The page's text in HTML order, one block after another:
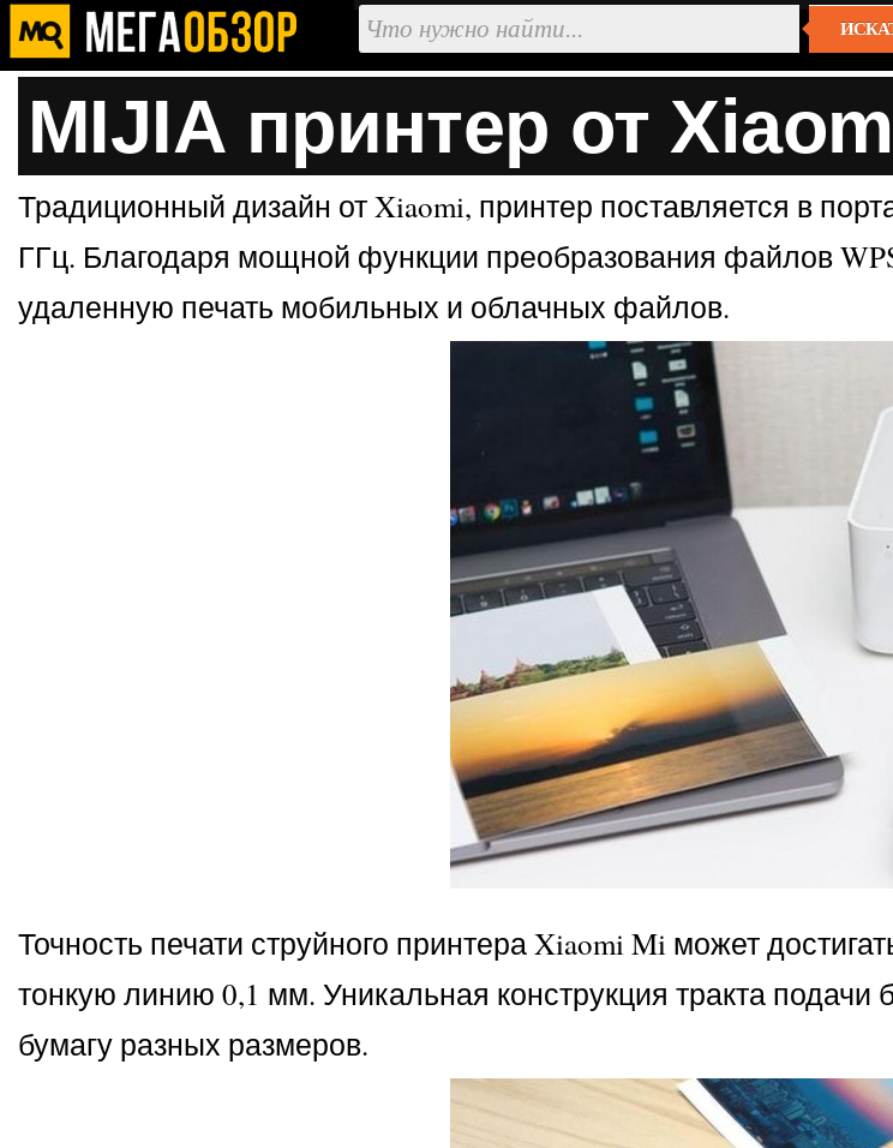
MIJIA принтер от
Традиционный дизайн от Xiaomi, принтер поставляется в
ГГц. Благодаря мощной функции преобразования файлов
удаленную печать мобильных и облачных файлов.
Точность печати струйного принтера Xiaomi Mi может
тонкую линию 0,1 мм. Уникальная конструкция тракта
бумагу разных размеров.